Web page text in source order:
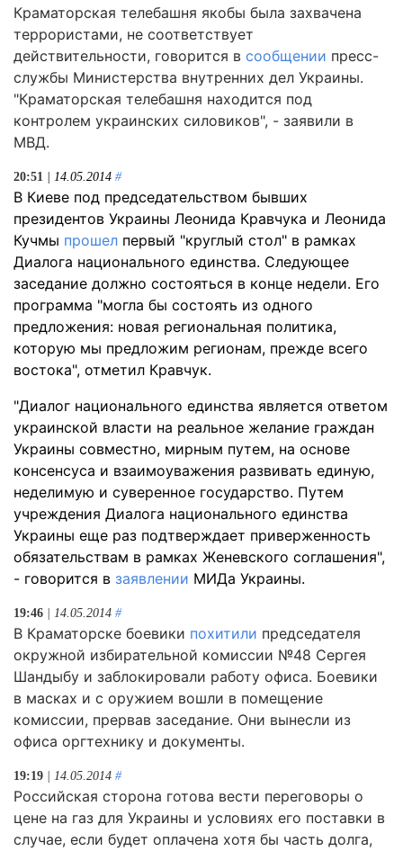
Краматорская телебашня якобы была захвачена
террористами, не соответствует
действительности, говорится в сообщении пресс-
службы Министерства внутренних дел Украины.
"Краматорская телебашня находится под
контролем украинских силовиков", - заявили в
МВД.
20:51 | 14.05.2014 #
В Киеве под председательством бывших
президентов Украины Леонида Кравчука и Леонида
Кучмы прошел первый "круглый стол" в рамках
Диалога национального единства. Следующее
заседание должно состояться в конце недели. Его
программа "могла бы состоять из одного
предложения: новая региональная политика,
которую мы предложим регионам, прежде всего
востока", отметил Кравчук.
"Диалог национального единства является ответом
украинской власти на реальное желание граждан
Украины совместно, мирным путем, на основе
консенсуса и взаимоуважения развивать единую,
неделимую и суверенное государство. Путем
учреждения Диалога национального единства
Украины еще раз подтверждает приверженность
обязательствам в рамках Женевского соглашения",
- говорится в заявлении МИДа Украины.
19:46 | 14.05.2014 #
В Краматорске боевики похитили председателя
окружной избирательной комиссии №48 Сергея
Шандыбу и заблокировали работу офиса. Боевики
в масках и с оружием вошли в помещение
комиссии, прервав заседание. Они вынесли из
офиса оргтехнику и документы.
19:19 | 14.05.2014 #
Российская сторона готова вести переговоры о
цене на газ для Украины и условиях его поставки в
случае, если будет оплачена хотя бы часть долга,